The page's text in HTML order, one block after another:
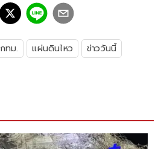
กทม. แผ่นดินไหว
ข่าววันนี้